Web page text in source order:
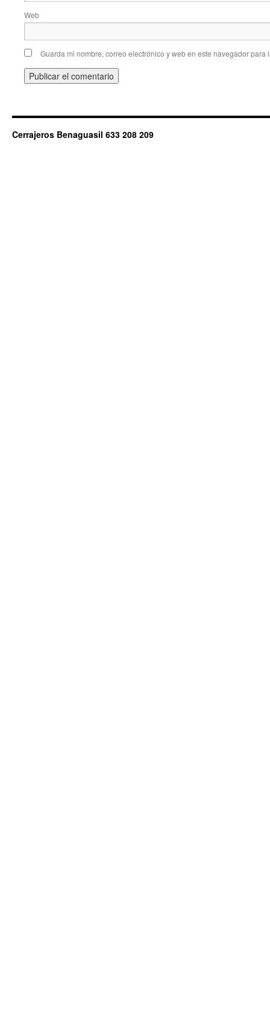
Web
Guarda mi nombre, correo electrónico y web en este navegador para
Cerrajeros Benaguasil 633 208 209